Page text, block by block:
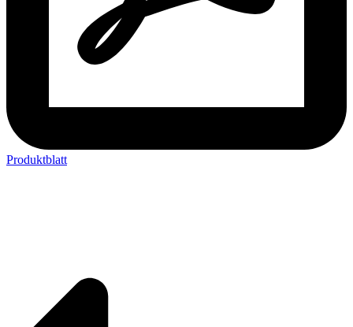
Produktblatt